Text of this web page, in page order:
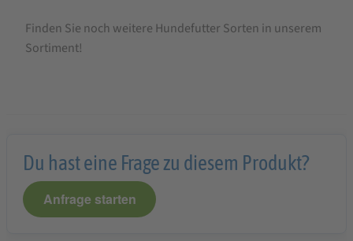
Finden Sie noch weitere Hundefutter Sorten in unserem
Sortiment!
Du hast eine Frage zu diesem Produkt?
Anfrage starten